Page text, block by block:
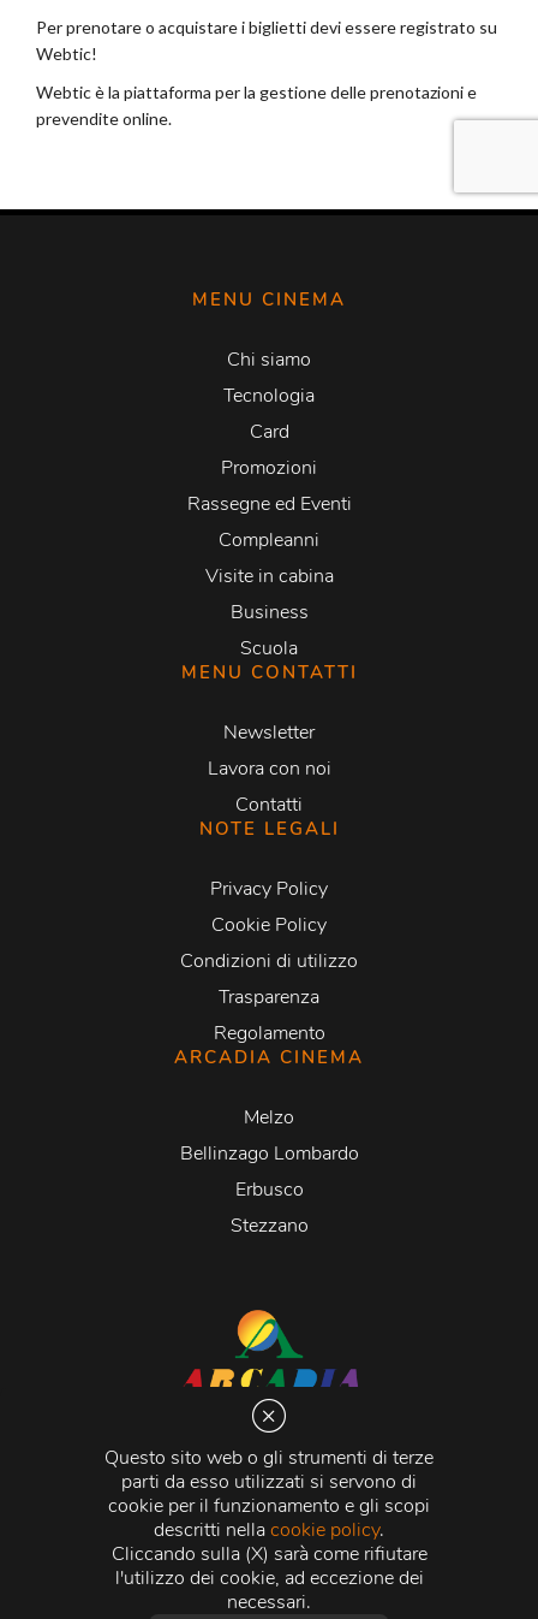
Questo sito web o gli strumenti di terze
parti da esso utilizzati si servono di
cookie per il funzionamento e gli scopi
descritti nellacookie policy.
Cliccando sulla (X) sarà come rifiutare
l'utilizzo dei cookie, ad eccezione dei
necessari.
MENU CINEMA
Chi siamo
Tecnologia
Card
Promozioni
Rassegne ed Eventi
Compleanni
Visite in cabina
Business
Scuola
MENU CONTATTI
Newsletter
Lavora con noi
Contatti
NOTE LEGALI
Privacy Policy
Cookie Policy
Condizioni di utilizzo
Trasparenza
Regolamento
ARCADIA CINEMA
Melzo
Bellinzago Lombardo
Erbusco
Stezzano
Via Martiri della Libertà 20066 Melzo (MI)
C.C.I.A.A. - R.E.A di Milano n. 1427910
Registro delle Imprese di Milano n. 338392 -
Fiscale e Partita Iva11015840157 | Capitale Sociale
500.000,00 i.v.
Credits:Crea Informatica S.r.l. 2026 © Tutti i diritti
riservati.